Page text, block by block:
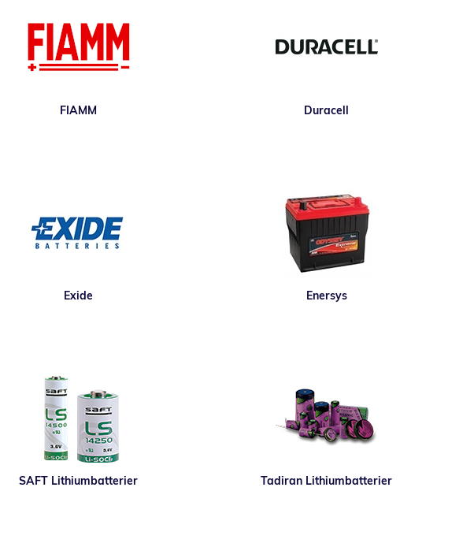
FIAMM Duracell
Exide Enersys
SAFT Lithiumbatterier Tadiran Lithiumbatterier